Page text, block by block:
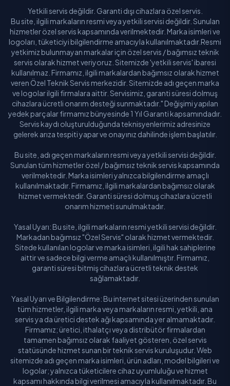
Yetkili servis değildir. Garanti dışı cihazlara özel servis.
Bu site, ilgili markaların resmi veya yetkili servisi değildir. Sunulan
hizmetler özel servis kapsamında verilmektedir. Marka isimleri ve
logoları, tüketiciyi bilgilendirme amacıyla kullanılmaktadır.Resmi
yetkimiz bulunmayan markalar için özel servis / bağımsız teknik
servis olarak hizmet veriyoruz. Sitemizde 'yetkili servis' ibaresi
kullanılmaz. Firmamız, ilgili markalardan bağımsız olarak hizmet
veren Özel Teknik Servis merkezidir. Sitemizde adı geçen marka
ve logolar ilgili firmalara aittir. Servisimiz, garanti süresi dolmuş
cihazlara ücretli onarım desteği sunmaktadır." Değişimi yapılan
yedek parçalar firmamız bünyesinde 1 Yıl Garanti kapsamındadır.
Servis kaydı oluşturulduğunda teknisyenlerimiz adresinize
gelerek arıza tespiti yapar ve onayınız dahilinde işlem başlatılır.
Bu site, adı geçen markaların resmi veya yetkili servisi değildir.
Sunulan tüm hizmetler özel / bağımsız teknik servis kapsamında
verilmektedir. Marka isimleri yalnızca bilgilendirme amaçlı
kullanılmaktadır. Firmamız, ilgili markalardan bağımsız olarak
hizmet vermektedir. Garanti süresi dolmuş cihazlara ücretli
onarım hizmeti sunulmaktadır.
Yasal Uyarı: Bu site, ilgili markaların resmi yetkili servisi değildir.
Markadan bağımsız "Özel Servis" olarak hizmet vermektedir.
Sitede kullanılan logolar ve marka isimleri, ilgili hak sahiplerine
aittir ve sadece bilgi verme amaçlı kullanılmıştır. Firmamız,
garanti süresi bitmiş cihazlara ücretli teknik destek
sağlamaktadır.
Yasal Uyarı ve Bilgilendirme: Bu internet sitesi üzerinden sunulan
tüm hizmetler, ilgili marka veya markaların resmi, yetkili, ana
servis ya da üretici destek ağı kapsamında yer almamaktadır.
Firmamız; üretici, ithalatçı veya distribütör firmalardan
tamamen bağımsız olarak faaliyet gösteren, özel servis
statüsünde hizmet sunan bir teknik servis kuruluşudur. Web
sitemizde adı geçen marka isimleri, ürün adları, model bilgileri ve
logolar; yalnızca tüketicilere cihaz uyumluluğu ve hizmet
kapsamı hakkında bilgi verilmesi amacıyla kullanılmaktadır. Bu